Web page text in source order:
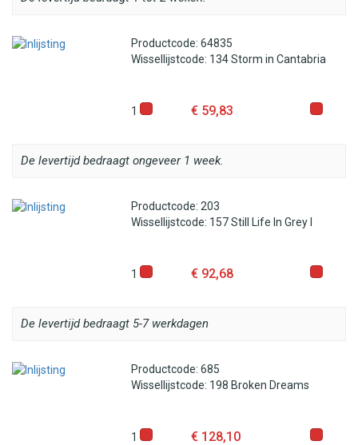
Productcode: 64835
Wissellijstcode: 134 Storm in Cantabria
1 € 59,83
De levertijd bedraagt ongeveer 1 week.
Productcode: 203
Wissellijstcode: 157 Still Life In Grey I
1 € 92,68
De levertijd bedraagt 5-7 werkdagen
Productcode: 685
Wissellijstcode: 198 Broken Dreams
1 € 128,10